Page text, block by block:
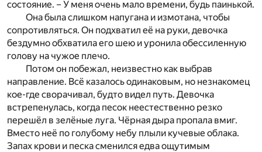
состояние. – У меня очень мало времени, будь паинькой.
Она была слишком напугана и измотана, чтобы
сопротивляться. Он подхватил её на руки, девочка
бездумно обхватила его шею и уронила обессиленную
голову на чужое плечо.
Потом он побежал, неизвестно как выбрав
направление. Всё казалось одинаковым, но незнакомец
кое-где сворачивал, будто видел путь. Девочка
встрепенулась, когда песок неестественно резко
перешёл в зелёные луга. Чёрная дыра пропала вмиг.
Вместо неё по голубому небу плыли кучевые облака.
Запах крови и песка сменился едва ощутимым